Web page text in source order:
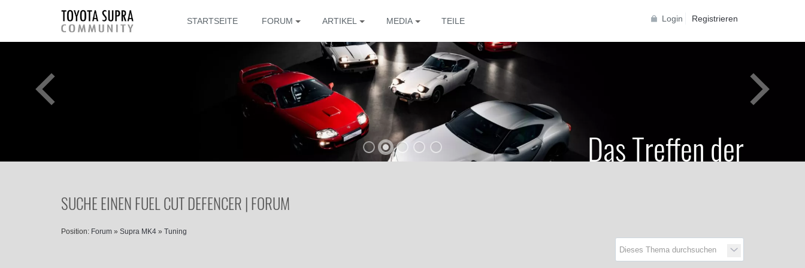
Login Registrieren
STARTSEITE FORUM ARTIKEL MEDIA TEILE
Das Treffen der
SUCHE EINEN FUEL CUT DEFENCER | FORUM
Position: Forum » Supra MK4 » Tuning